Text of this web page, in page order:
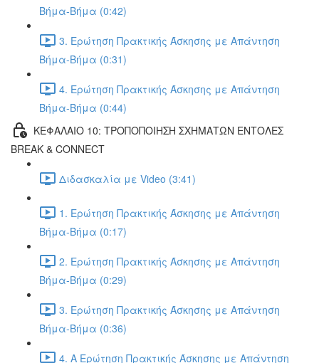
Βήμα-Βήμα (0:42)
3. Ερώτηση Πρακτικής Άσκησης με Απάντηση
Βήμα-Βήμα (0:31)
4. Ερώτηση Πρακτικής Άσκησης με Απάντηση
Βήμα-Βήμα (0:44)
ΚΕΦΑΛΑΙΟ 10: ΤΡΟΠΟΠΟΙΗΣΗ ΣΧΗΜΑΤΩΝ ΕΝΤΟΛΕΣ
BREAK & CONNECT
Διδασκαλία με Video (3:41)
1. Ερώτηση Πρακτικής Άσκησης με Απάντηση
Βήμα-Βήμα (0:17)
2. Ερώτηση Πρακτικής Άσκησης με Απάντηση
Βήμα-Βήμα (0:29)
3. Ερώτηση Πρακτικής Άσκησης με Απάντηση
Βήμα-Βήμα (0:36)
4. Α Ερώτηση Πρακτικής Άσκησης με Απάντηση